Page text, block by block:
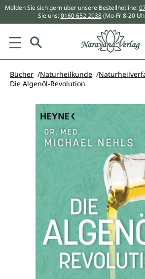
springen
Melden Sie sich gern über unsere Bestellhotline:
Sie uns:0160 652 2038 (Mo-Fr 8-20
Bücher Naturheilkunde
Die Algenöl-Revolution
Bildergalerie überspringen